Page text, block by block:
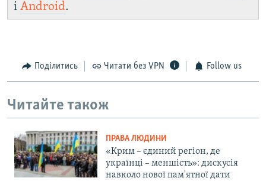
і Android.
Поділитись Читати без VPN Follow us
Читайте також
ПРАВА ЛЮДИНИ
«Крим – єдиний регіон, де
українці – меншість»: дискусія
навколо нової пам'ятної дати